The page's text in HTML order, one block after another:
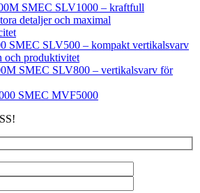
SMEC SLV1000 – kraftfull
detaljer och maximal
SMEC SLV500 – kompakt vertikalsvarv
och produktivitet
SMEC SLV800 – vertikalsvarv för
SMEC MVF5000